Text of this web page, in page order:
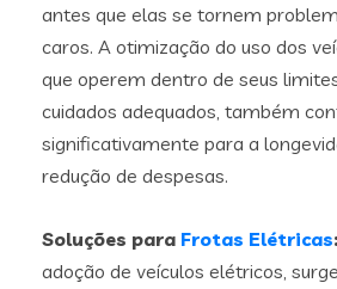
antes que elas se tornem
caros. A otimização do uso dos
que operem dentro de seus
cuidados adequados, também
significativamente para a
redução de despesas.
Soluções para Frotas Elétricas:
adoção de veículos elétricos,